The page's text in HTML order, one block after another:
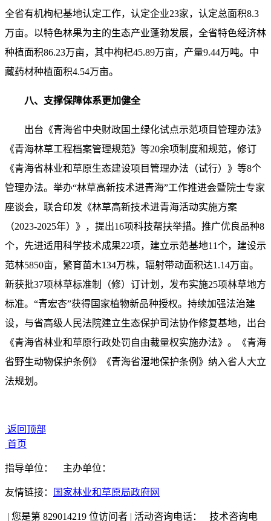
全省有机枸杞基地认定工作，认定企业23家，认定总面积8.3
万亩。以特色林果为主的生态产业蓬勃发展，全省特色经济林
种植面积86.23万亩，其中枸杞45.89万亩，产量9.44万吨。中
藏药材种植面积4.54万亩。
八、支撑保障体系更加健全
出台《青海省中央财政国土绿化试点示范项目管理办法》
《青海林草工程档案管理规范》等20余项制度和规范，修订
《青海省林业和草原生态建设项目管理办法（试行）》等8个
管理办法。举办“林草高新技术进青海”工作推进会暨院士专家
座谈会，联合印发《林草高新技术进青海活动实施方案
（2023-2025年）》，提出16项科技帮扶举措。推广优良品种8
个，先进适用科学技术成果22项，建立示范基地11个，建设示
范林5850亩，繁育苗木134万株，辐射带动面积达1.14万亩。
新获批37项林草标准制（修）订计划，发布实施25项林草地方
标准。“青宏杏”获得国家植物新品种授权。持续加强法治建
设，与省高级人民法院建立生态保护司法协作修复基地，出台
《青海省林业和草原行政处罚自由裁量权实施办法》。《青海
省野生动物保护条例》《青海省湿地保护条例》纳入省人大立
法规划。
返回顶部
首页
指导单位： 主办单位：
友情链接： 国家林业和草原局政府网
| 您是第 829014219 位访问者 | 活动咨询电话： 技术咨询电